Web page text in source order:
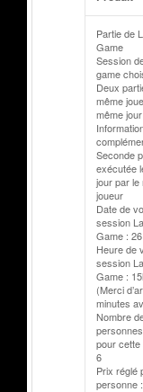
Partie de
Game
Session
game
Deux
même
même jour
Seconde
exécutée
jour par le
joueur
Date de
session
Game :
Heure de
session
Game :
(Merci
minutes
Nombre
pour
6
Prix réglé
personne